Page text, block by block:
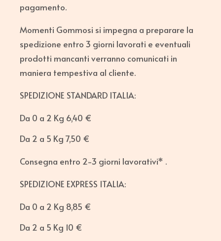
pagamento.
Momenti Gommosi si impegna a preparare la
spedizione entro 3 giorni lavorati e eventuali
prodotti mancanti verranno comunicati in
maniera tempestiva al cliente.
SPEDIZIONE STANDARD ITALIA:
Da 0 a 2 Kg 6,40 €
Da 2 a 5 Kg 7,50 €
Consegna entro 2-3 giorni lavorativi* .
SPEDIZIONE EXPRESS ITALIA:
Da 0 a 2 Kg 8,85 €
Da 2 a 5 Kg 10 €